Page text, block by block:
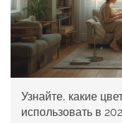
Узнайте, какие
использовать в